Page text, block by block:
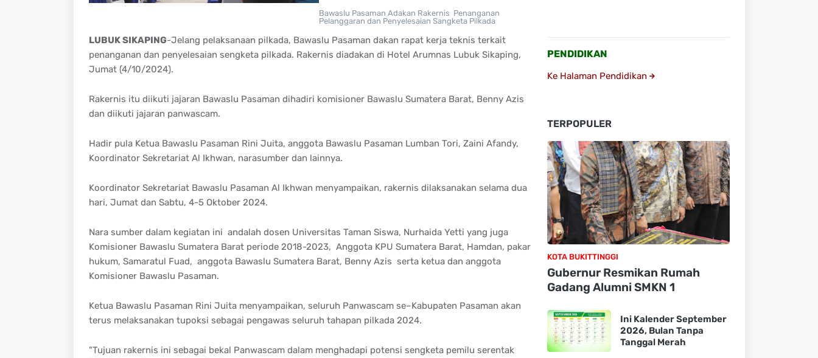
Bawaslu Pasaman Adakan Rakernis Penanganan
Pelanggaran dan Penyelesaian Sangketa Pilkada
LUBUK SIKAPING-Jelang pelaksanaan pilkada, Bawaslu Pasaman dakan rapat kerja teknis terkait
penanganan dan penyelesaian sengketa pilkada. Rakernis diadakan di Hotel Arumnas Lubuk Sikaping,
Jumat (4/10/2024).
Rakernis itu diikuti jajaran Bawaslu Pasaman dihadiri komisioner Bawaslu Sumatera Barat, Benny Azis
dan diikuti jajaran panwascam.
Hadir pula Ketua Bawaslu Pasaman Rini Juita, anggota Bawaslu Pasaman Lumban Tori, Zaini Afandy,
Koordinator Sekretariat Al Ikhwan, narasumber dan lainnya.
Koordinator Sekretariat Bawaslu Pasaman Al Ikhwan menyampaikan, rakernis dilaksanakan selama dua
hari, Jumat dan Sabtu, 4-5 Oktober 2024.
Nara sumber dalam kegiatan ini andalah dosen Universitas Taman Siswa, Nurhaida Yetti yang juga
Komisioner Bawaslu Sumatera Barat periode 2018-2023, Anggota KPU Sumatera Barat, Hamdan, pakar
hukum, Samaratul Fuad, anggota Bawaslu Sumatera Barat, Benny Azis serta ketua dan anggota
Komisioner Bawaslu Pasaman.
Ketua Bawaslu Pasaman Rini Juita menyampaikan, seluruh Panwascam se–Kabupaten Pasaman akan
terus melaksanakan tupoksi sebagai pengawas seluruh tahapan pilkada 2024.
"Tujuan rakernis ini sebagai bekal Panwascam dalam menghadapi potensi sengketa pemilu serentak
PENDIDIKAN
Ke Halaman Pendidikan
TERPOPULER
KOTA BUKITTINGGI
Gubernur Resmikan Rumah
Gadang Alumni SMKN 1
Ini Kalender September
2026, Bulan Tanpa
Tanggal Merah